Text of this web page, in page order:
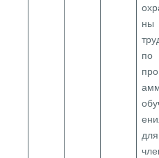
ны
по
для